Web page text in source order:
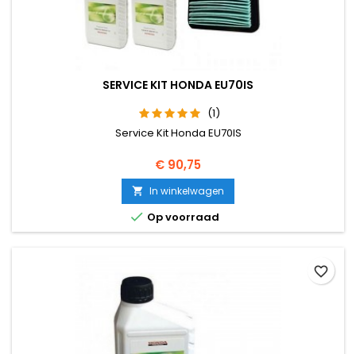
SERVICE KIT HONDA EU70IS
(1)
Service Kit Honda EU70IS
Prijs
€ 90,75
 In winkelwagen
 Op voorraad
favorite_border